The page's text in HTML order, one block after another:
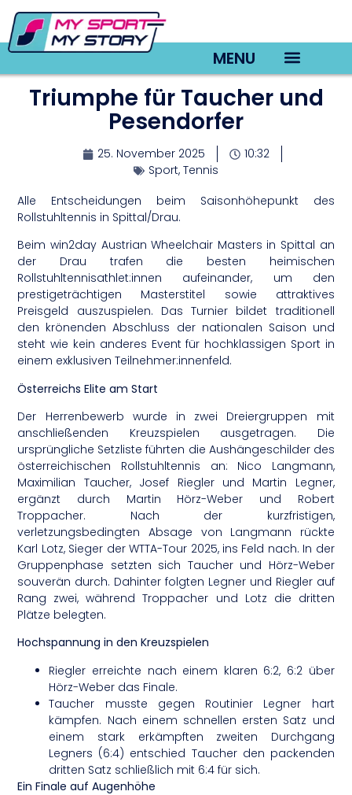
MENU
Triumphe für Taucher und
Pesendorfer
25. November 2025
10:32
Sport, Tennis
Alle Entscheidungen beim Saisonhöhepunkt des
Rollstuhltennis in Spittal/Drau.
Beim win2day Austrian Wheelchair Masters in Spittal an
der Drau trafen die besten heimischen
Rollstuhltennisathlet:innen aufeinander, um den
prestigeträchtigen Masterstitel sowie attraktives
Preisgeld auszuspielen. Das Turnier bildet traditionell
den krönenden Abschluss der nationalen Saison und
steht wie kein anderes Event für hochklassigen Sport in
einem exklusiven Teilnehmer:innenfeld.
Österreichs Elite am Start
Der Herrenbewerb wurde in zwei Dreiergruppen mit
anschließenden Kreuzspielen ausgetragen. Die
ursprüngliche Setzliste führten die Aushängeschilder des
österreichischen Rollstuhltennis an: Nico Langmann,
Maximilian Taucher, Josef Riegler und Martin Legner,
ergänzt durch Martin Hörz-Weber und Robert
Troppacher. Nach der kurzfristigen,
verletzungsbedingten Absage von Langmann rückte
Karl Lotz, Sieger der WTTA-Tour 2025, ins Feld nach. In der
Gruppenphase setzten sich Taucher und Hörz-Weber
souverän durch. Dahinter folgten Legner und Riegler auf
Rang zwei, während Troppacher und Lotz die dritten
Plätze belegten.
Hochspannung in den Kreuzspielen
Riegler erreichte nach einem klaren 6:2, 6:2 über
Hörz-Weber das Finale.
Taucher musste gegen Routinier Legner hart
kämpfen. Nach einem schnellen ersten Satz und
einem stark erkämpften zweiten Durchgang
Legners (6:4) entschied Taucher den packenden
dritten Satz schließlich mit 6:4 für sich.
Ein Finale auf Augenhöhe